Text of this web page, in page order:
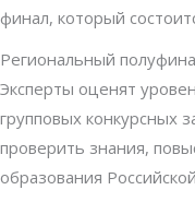
финал, который
Региональный
Эксперты оценят
групповых конкурсных
проверить знания,
образования